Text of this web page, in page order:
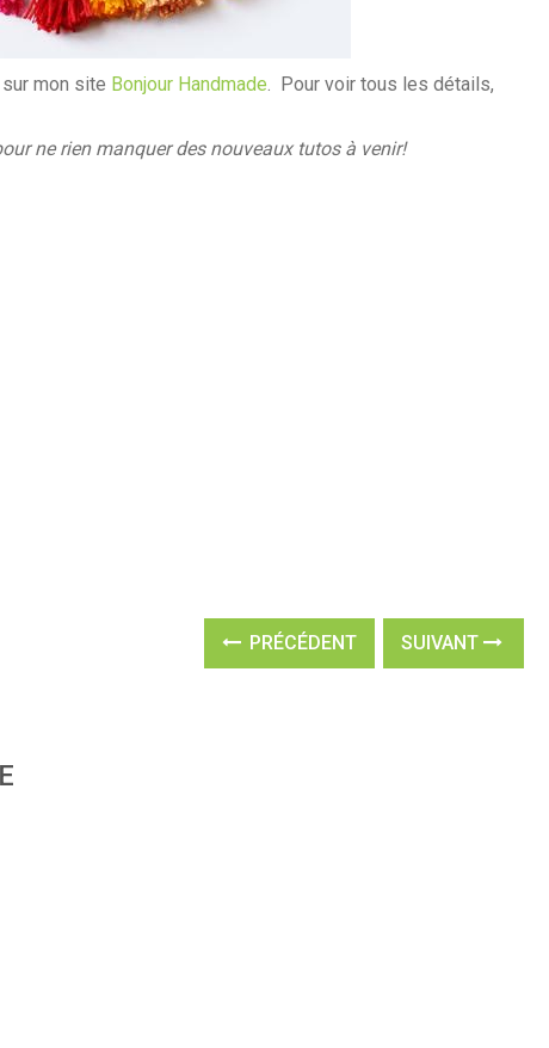
mon site Bonjour Handmade. Pour voir tous les détails,
ne rien manquerdes nouveaux tutos à venir!
PRÉCÉDENT SUIVANT